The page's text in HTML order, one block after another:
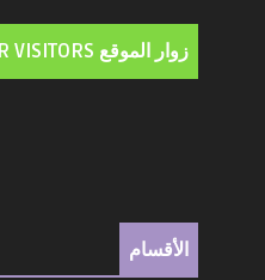
زوار الموقع OUR VISITORS
الأقسام